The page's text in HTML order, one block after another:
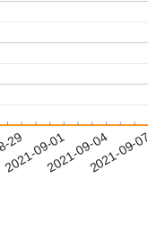
29
2021-09-012021-09-042021-09-07